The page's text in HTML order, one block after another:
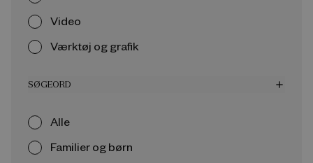
Video
Værktøj og grafik
SØGEORD add
Alle
Familier og børn